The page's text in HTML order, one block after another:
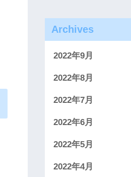
Archives
2022年9月
2022年8月
2022年7月
2022年6月
2022年5月
2022年4月